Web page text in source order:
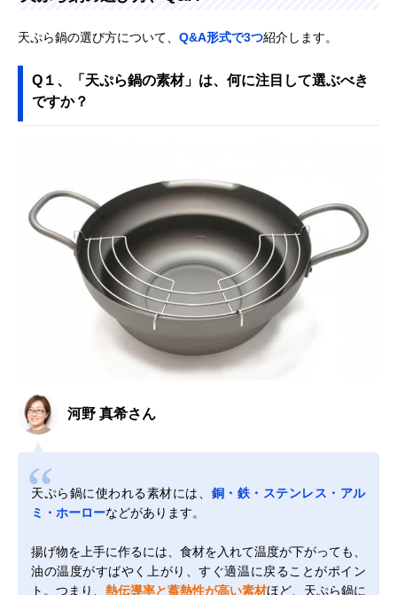
天ぷら鍋の選び方について、 Q&A形式で3つ紹介します。
Q１、「天ぷら鍋の素材」は、何に注目して選ぶべき
ですか？
河野 真希さん
天ぷら鍋に使われる素材には、 銅・鉄・ステンレス・アル
ミ・ホーローなどがあります。
揚げ物を上手に作るには、食材を入れて温度が下がっても、
油の温度がすばやく上がり、すぐ適温に戻ることがポイン
ト。つまり、 熱伝導率と蓄熱性が高い素材ほど、天ぷら鍋に